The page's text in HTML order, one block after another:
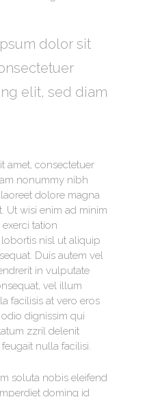
dolor sit
elit, sed diam
amet, consectetuer
nonummy nibh
dolore magna
Ut wisi enim ad minim
tation
nisl ut aliquip
Duis autem vel
in vulputate
vel illum
facilisis at vero eros
dignissim qui
zzril delenit
nulla facilisi.
soluta nobis eleifend
doming id